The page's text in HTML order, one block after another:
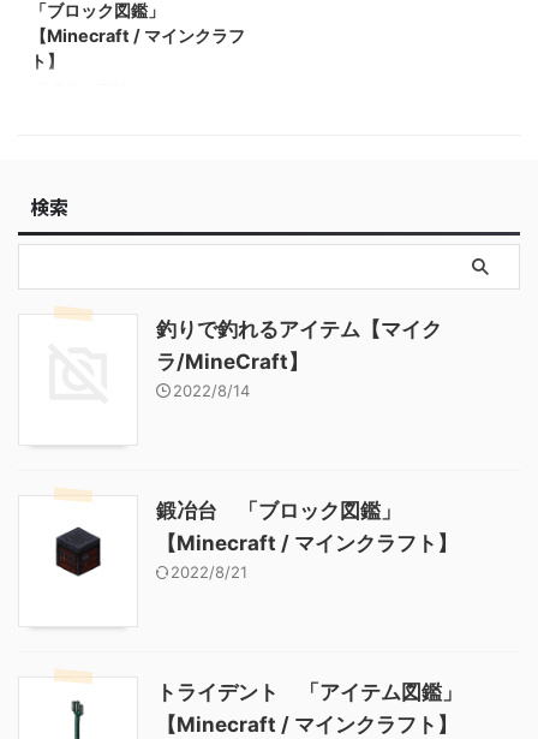
インクラフト】 粘着ピスト
ン 「ブロック図鑑」
【Minecraft / マインクラフ
ト】
「ブロック図鑑」
【Minecraft / マインクラフ
ト】
light_blue_glazed_terracotta
錬すると入手できる 関連投
【Minecraft / マインクラフ
ト】 壁付きのウチワサンゴ(ク
ダとノウ) 「ブロック図鑑」
【Minecraft / マインクラフ
検索
釣りで釣れるアイテム【マイク
ラ/MineCraft】
2022/8/14
鍛冶台 「ブロック図鑑」
【Minecraft / マインクラフト】
2022/8/21
トライデント 「アイテム図鑑」
【Minecraft / マインクラフト】